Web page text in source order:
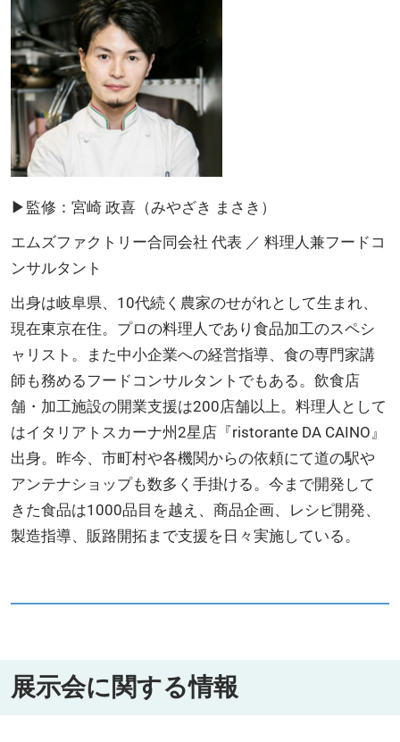
▶監修：宮崎 政喜（みやざき まさき）
エムズファクトリー合同会社 代表 ／ 料理人兼フードコ
ンサルタント
出身は岐阜県、10代続く農家のせがれとして生まれ、
現在東京在住。プロの料理人であり食品加工のスペシ
ャリスト。また中小企業への経営指導、食の専門家講
師も務めるフードコンサルタントでもある。飲食店
舗・加工施設の開業支援は200店舗以上。料理人として
はイタリアトスカーナ州2星店『ristorante DA CAINO』
出身。昨今、市町村や各機関からの依頼にて道の駅や
アンテナショップも数多く手掛ける。今まで開発して
きた食品は1000品目を越え、商品企画、レシピ開発、
製造指導、販路開拓まで支援を日々実施している。
展示会に関する情報